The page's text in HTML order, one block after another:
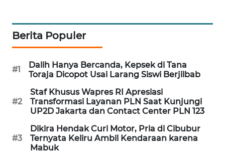
Berita Populer
#1
Dalih Hanya Bercanda, Kepsek di Tana
Toraja Dicopot Usai Larang Siswi Berjilbab
#2
Staf Khusus Wapres RI Apresiasi
Transformasi Layanan PLN Saat Kunjungi
UP2D Jakarta dan Contact Center PLN 123
#3
Dikira Hendak Curi Motor, Pria di Cibubur
Ternyata Keliru Ambil Kendaraan karena
Mabuk
MKLI
LKKI
KOPEKLIN
PORTAL
KONSUMEN